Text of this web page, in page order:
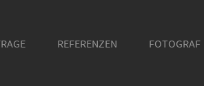
REFERENZEN FOTOGRAF